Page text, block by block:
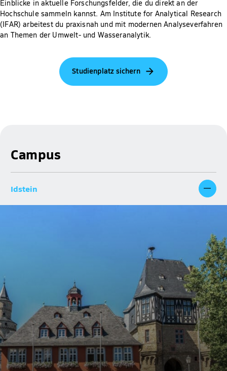
Einblicke in aktuelle Forschungsfelder, die du direkt an der
Hochschule sammeln kannst. Am Institute for Analytical Research
(IFAR) arbeitest du praxisnah und mit modernen Analyseverfahren
an Themen der Umwelt- und Wasseranalytik.
Studienplatz sichern
Campus
Idstein